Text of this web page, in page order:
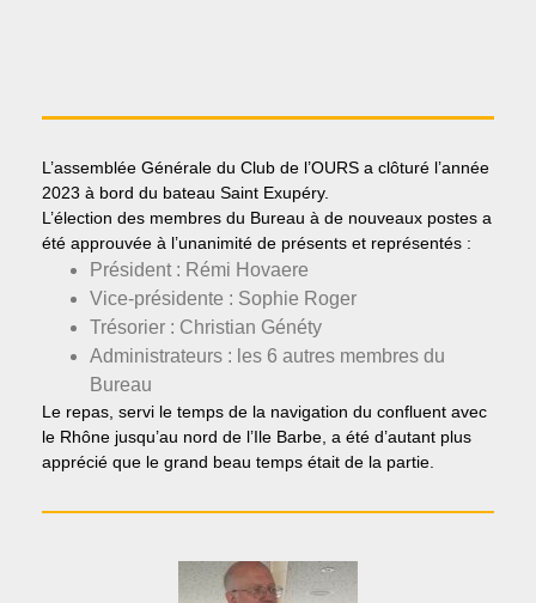
L’assemblée Générale du Club de l’OURS a clôturé l’année
2023 à bord du bateau Saint Exupéry.
L’élection des membres du Bureau à de nouveaux postes a
été approuvée à l’unanimité de présents et représentés :
Président : Rémi Hovaere
Vice-présidente : Sophie Roger
Trésorier : Christian Généty
Administrateurs : les 6 autres membres du
Bureau
Le repas, servi le temps de la navigation du confluent avec
le Rhône jusqu’au nord de l’Ile Barbe, a été d’autant plus
apprécié que le grand beau temps était de la partie.